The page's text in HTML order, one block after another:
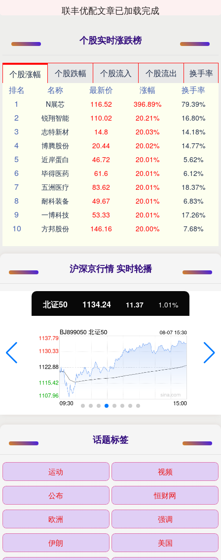
联丰优配文章已加载完成
个股实时涨跌榜
个股涨幅 个股跌幅 个股流入 个股流出
换手率
排名
名称 最新价 涨幅
换手率
1
N展芯 116.52 396.89% 79.39%
2 锐翔智能 110.02 20.21% 16.80%
3 志特新材 14.8 20.03% 14.18%
4 博腾股份 20.44 20.02% 14.77%
5 近岸蛋白 46.72 20.01% 5.62%
6 毕得医药 61.6 20.01% 6.12%
7 五洲医疗 83.62 20.01% 18.37%
8 耐科装备 49.67 20.01% 6.83%
9 一博科技 53.33 20.01% 17.26%
10 方邦股份 146.16 20.00% 7.68%
沪深京行情 实时轮播
北证50 1134.24 11.37 1.01%
话题标签
运动 视频
公布 恒财网
欧洲 强调
伊朗 美国